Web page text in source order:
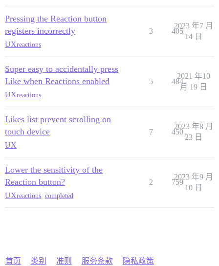
Pressing the Reaction button
registers incorrectly
UXreactions
3 405
2023 年7 月
14 日
Super easy to accidentally press
Like when Reactions enabled
UXreactions
5 484
2021 年10
月 19 日
Likes list prevent scrolling on
touch device
UX
7 450
2023 年8 月
23 日
Lower the sensitivity of the
Reaction button?
UXreactions completed
2 759
2023 年9 月
10 日
首页 类别 准则 服务条款 隐私政策